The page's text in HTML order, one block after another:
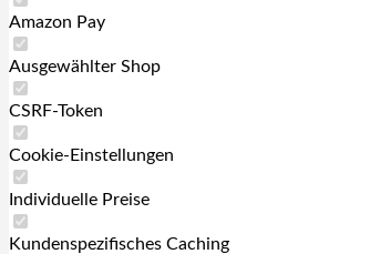
Amazon Pay
Ausgewählter Shop
CSRF-Token
Cookie-Einstellungen
Individuelle Preise
Kundenspezifisches Caching